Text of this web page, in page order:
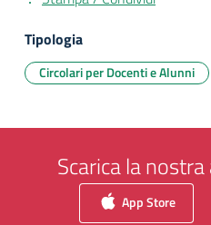
Tipologia
Circolari per Docenti e Alunni
Scarica la
App Store